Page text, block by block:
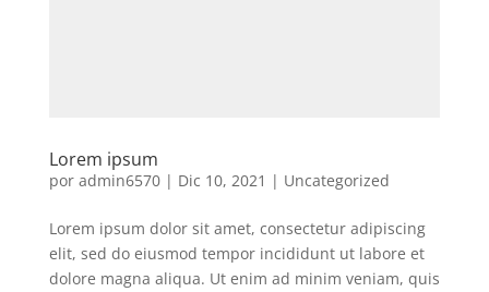
Lorem ipsum
por admin6570| Dic 10, 2021 | Uncategorized
Lorem ipsum dolor sit amet, consectetur adipiscing
elit, sed do eiusmod tempor incididunt ut labore et
dolore magna aliqua. Ut enim ad minim veniam, quis